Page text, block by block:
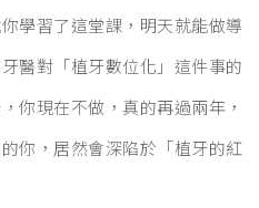
學習了這堂課，明天就能做導
醫對「植牙數位化」這件事的
你現在不做，真的再過兩年，
你，居然會深陷於「植牙的紅